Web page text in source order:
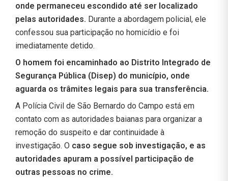
onde permaneceu escondido até ser localizado
pelas autoridades. Durante a abordagem policial, ele
confessou sua participação no homicídio e foi
imediatamente detido.
O homem foi encaminhado ao Distrito Integrado de
Segurança Pública (Disep) do município, onde
aguarda os trâmites legais para sua transferência.
A Polícia Civil de São Bernardo do Campo está em
contato com as autoridades baianas para organizar a
remoção do suspeito e dar continuidade à
investigação. O caso segue sob investigação, e as
autoridades apuram a possível participação de
outras pessoas no crime.